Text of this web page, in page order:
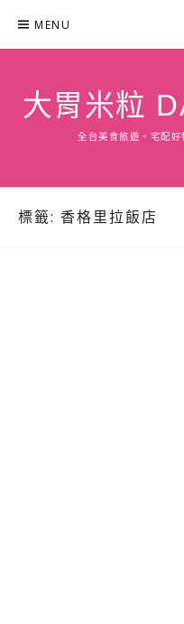
content
MENU
大胃米粒
全台美食旅遊。宅配好
標籤: 香格里拉飯店